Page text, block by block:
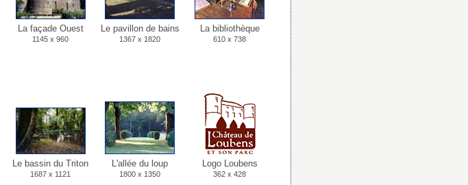
La façade Ouest
1145 x 960
Le pavillon de bains
1367 x 1820
La bibliothèque
610 x 738
Le bassin du Triton
1687 x 1121
L'allée du loup
1800 x 1350
Logo Loubens
362 x 428